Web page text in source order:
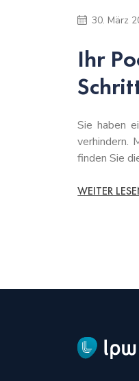
30. März
Ihr
Sie haben
verhindern.
finden Sie
WEITER